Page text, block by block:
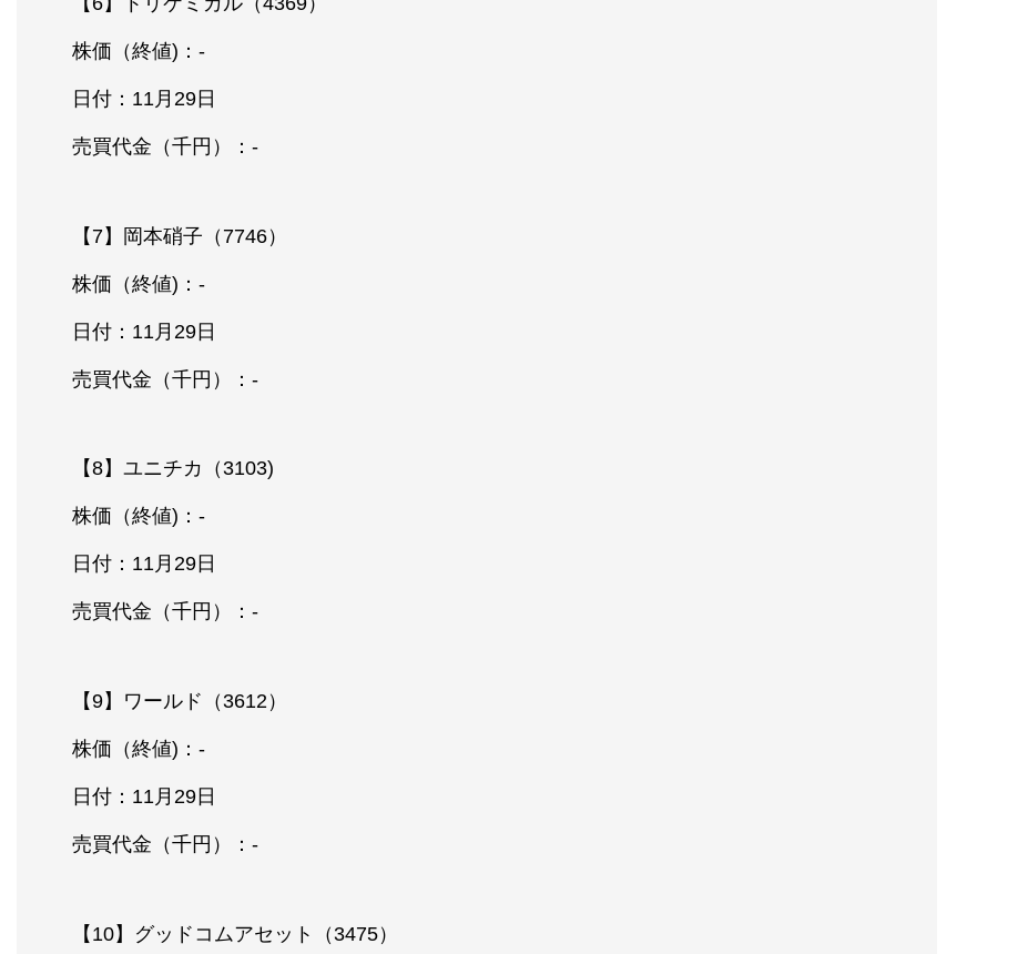
株価（終値)：-
日付：11月29日
売買代金（千円）：-
【7】岡本硝子（7746）
株価（終値)：-
日付：11月29日
売買代金（千円）：-
【8】ユニチカ（3103)
株価（終値)：-
日付：11月29日
売買代金（千円）：-
【9】ワールド（3612）
株価（終値)：-
日付：11月29日
売買代金（千円）：-
【10】グッドコムアセット（3475）